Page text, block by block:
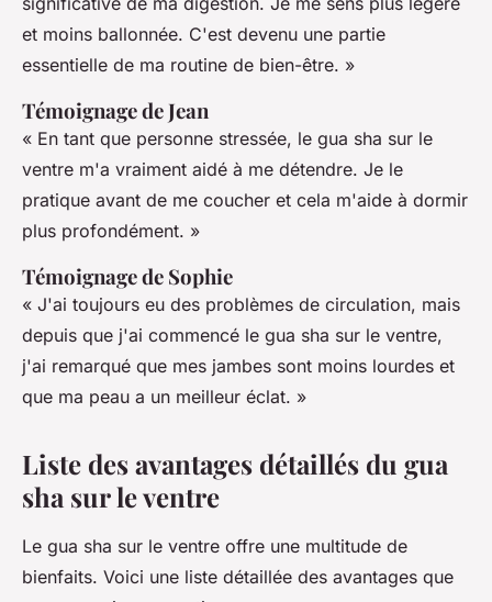
et moins ballonnée. C'est devenu une partie
essentielle de ma routine de bien-être. »
Témoignage de Jean
« En tant que personne stressée, le gua sha sur le
ventre m'a vraiment aidé à me détendre. Je le
pratique avant de me coucher et cela m'aide à dormir
plus profondément. »
Témoignage de Sophie
« J'ai toujours eu des problèmes de circulation, mais
depuis que j'ai commencé le gua sha sur le ventre,
j'ai remarqué que mes jambes sont moins lourdes et
que ma peau a un meilleur éclat. »
Liste des avantages détaillés du gua
sha sur le ventre
Le gua sha sur le ventre offre une multitude de
bienfaits. Voici une liste détaillée des avantages que